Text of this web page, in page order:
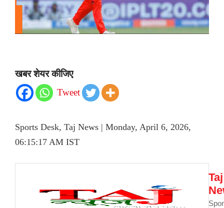
खबर शेयर कीजिए
Tweet
Sports Desk, Taj News | Monday, April 6, 2026,
06:15:17 AM IST
Taj